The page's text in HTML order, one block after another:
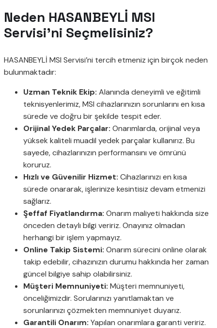
Neden HASANBEYLİ MSI
Servisi’ni Seçmelisiniz?
HASANBEYLİ MSI Servisi’ni tercih etmeniz için birçok neden
bulunmaktadır:
Uzman Teknik Ekip: Alanında deneyimli ve eğitimli
teknisyenlerimiz, MSI cihazlarınızın sorunlarını en kısa
sürede ve doğru bir şekilde tespit eder.
Orijinal Yedek Parçalar: Onarımlarda, orijinal veya
yüksek kaliteli muadil yedek parçalar kullanırız. Bu
sayede, cihazlarınızın performansını ve ömrünü
koruruz.
Hızlı ve Güvenilir Hizmet: Cihazlarınızı en kısa
sürede onararak, işlerinize kesintisiz devam etmenizi
sağlarız.
Şeffaf Fiyatlandırma: Onarım maliyeti hakkında size
önceden detaylı bilgi veririz. Onayınız olmadan
herhangi bir işlem yapmayız.
Online Takip Sistemi: Onarım sürecini online olarak
takip edebilir, cihazınızın durumu hakkında her zaman
güncel bilgiye sahip olabilirsiniz.
Müşteri Memnuniyeti: Müşteri memnuniyeti,
önceliğimizdir. Sorularınızı yanıtlamaktan ve
sorunlarınızı çözmekten memnuniyet duyarız.
Garantili Onarım: Yapılan onarımlara garanti veririz.